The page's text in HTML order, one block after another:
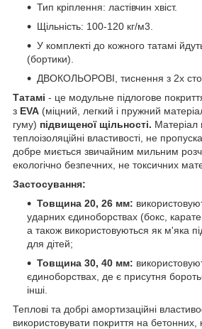
Тип кріплення: ластівчин хвіст.
Щільність: 100-120 кг/м3.
У комплекті до кожного татамі
(бортики).
ДВОКОЛЬОРОВІ, тиснення з 2х
Татамі - це модульне підлогове
з EVA (міцний, легкий і пружний
гуму) підвищеної щільності. Матеріал
теплоізоляційні властивості, не
добре миється звичайним мильним
екологічно безпечних, не токсичних
Застосування:
Товщина 20, 26 мм:
ударних єдиноборствах (бокс,
а також використовуються як м'яка
для дітей;
Товщина 30, 40 мм:
єдиноборствах, де є присутня
інші.
Теплові та добрі амортизаційні
використовувати покриття на бетонних,